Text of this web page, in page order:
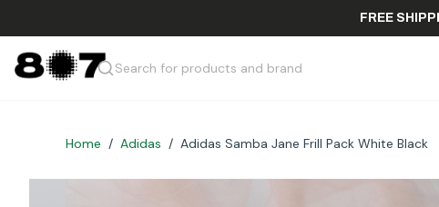
FREE
Search for products and brand
Home / Adidas / Adidas Samba Jane Frill Pack White Black